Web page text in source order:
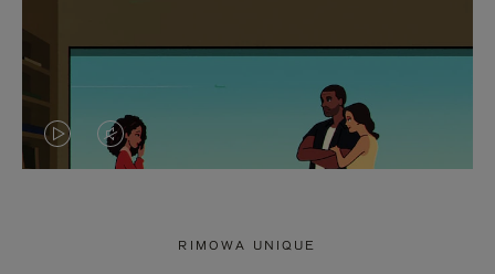
LA LE
RIMOWA UNIQUE